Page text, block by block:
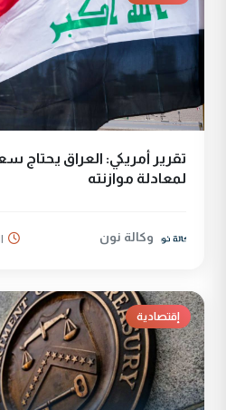
لمعادلة موازنته
وكالة نون
إقتصادية